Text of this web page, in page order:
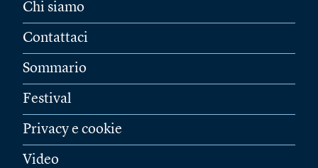
Chi siamo
Contattaci
Sommario
Festival
Privacy e cookie
Video